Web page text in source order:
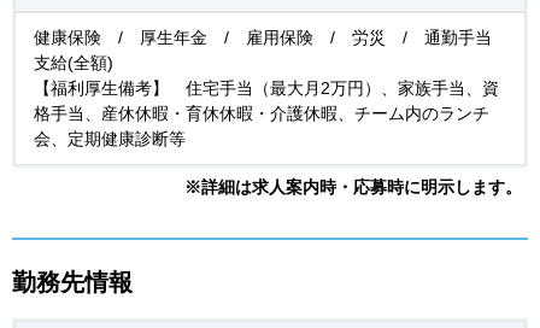
健康保険 / 厚生年金 / 雇用保険 / 労災 / 通勤手当
支給(全額)
【福利厚生備考】 住宅手当（最大月2万円）、家族手当、資
格手当、産休休暇・育休休暇・介護休暇、チーム内のランチ
会、定期健康診断等
※詳細は求人案内時・応募時に明示します。
勤務先情報